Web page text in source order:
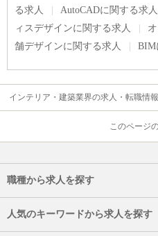
る求人
AutoCADに関する求人
ィスデザインに関する求人
舗デザインに関する求人
BIM
インテリア・建築業界の求人・転職情報
このページ
職種から求人を探す
人気のキーワードから求人を探す